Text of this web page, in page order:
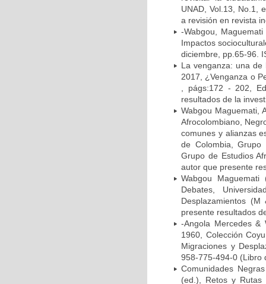
UNAD, Vol.13, No.1,
a revisión en revista
-Wabgou,
Impactos
diciembre, pp.65-96.
La venganza: una
2017, ¿Venganza o
, págs:172 - 202,
resultados de la
Wabgou Maguemati,
Afrocolombiano,
comunes y alianzas
de Colombia, Grupo
Grupo de Estudios
autor que presente
Wabgou
Debates,
Desplazamientos
presente resultados
-Angola Mercedes &
1960, Colección
Migraciones y
958-775-494-0 (Libro
Comunidades
(ed.), Retos y Rutas